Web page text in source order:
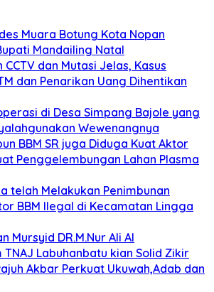
Muara Botung Kota Nopan
Mandailing Natal
dan Mutasi Jelas, Kasus
dan Penarikan Uang Dihentikan
di Desa Simpang Bajole yang
Wewenangnya
BBM SR juga Diduga Kuat Aktor
Penggelembungan Lahan Plasma
telah Melakukan Penimbunan
BBM Ilegal di Kecamatan Lingga
Mursyid DR.M.Nur Ali Al
TNAJ Labuhanbatu kian Solid Zikir
Akbar Perkuat Ukuwah,Adab dan